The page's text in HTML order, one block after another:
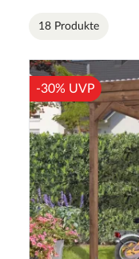
18 Produkte
-30% UVP